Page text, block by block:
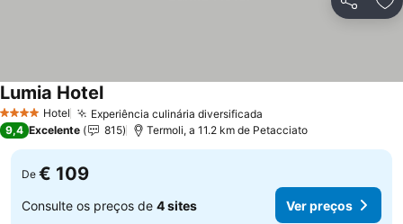
Partilhar
4 EstrelasHotel Experiência culinária diversificada
Lumia HotelVer preços
9,4 Excelente 815 Termoli, a 11.2 km de Petacciato
De € 109
Consulte os preços de 4 sites Ver preços